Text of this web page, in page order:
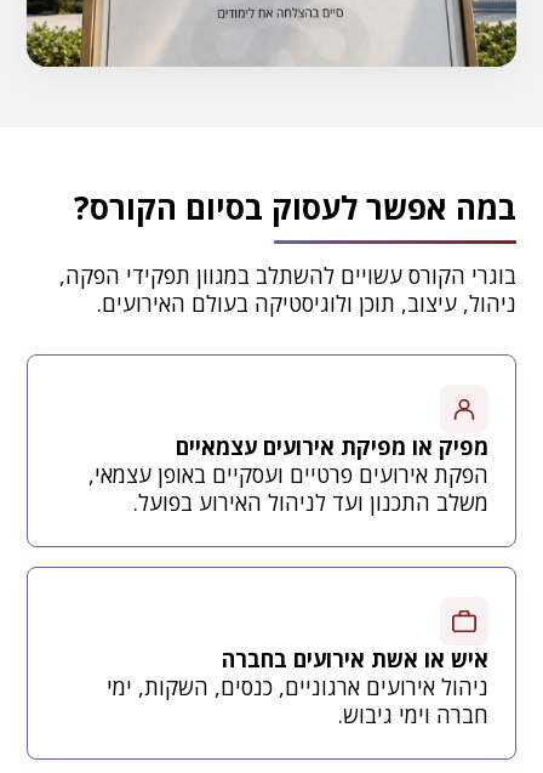
במה אפשר לעסוק בסיום הקורס?
בוגרי הקורס עשויים להשתלב במגוון תפקידי הפקה,
ניהול, עיצוב, תוכן ולוגיסטיקה בעולם האירועים.
מפיק או מפיקת אירועים עצמאיים
הפקת אירועים פרטיים ועסקיים באופן עצמאי,
משלב התכנון ועד לניהול האירוע בפועל.
איש או אשת אירועים בחברה
ניהול אירועים ארגוניים, כנסים, השקות, ימי
חברה וימי גיבוש.